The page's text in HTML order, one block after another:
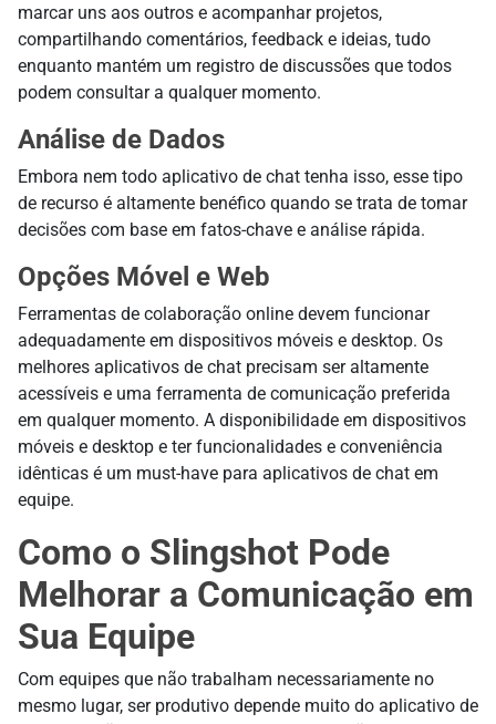
marcar uns aos outros e acompanhar projetos,
compartilhando comentários, feedback e ideias, tudo
enquanto mantém um registro de discussões que todos
podem consultar a qualquer momento.
Análise de Dados
Embora nem todo aplicativo de chat tenha isso, esse tipo
de recurso é altamente benéfico quando se trata de tomar
decisões com base em fatos-chave e análise rápida.
Opções Móvel e Web
Ferramentas de colaboração online devem funcionar
adequadamente em dispositivos móveis e desktop. Os
melhores aplicativos de chat precisam ser altamente
acessíveis e uma ferramenta de comunicação preferida
em qualquer momento. A disponibilidade em dispositivos
móveis e desktop e ter funcionalidades e conveniência
idênticas é um must-have para aplicativos de chat em
equipe.
Como o Slingshot Pode
Melhorar a Comunicação em
Sua Equipe
Com equipes que não trabalham necessariamente no
mesmo lugar, ser produtivo depende muito do aplicativo de